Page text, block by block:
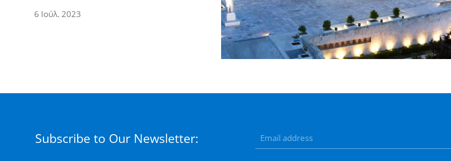
6 Ιούλ. 2023
Subscribe to Our Newsletter: